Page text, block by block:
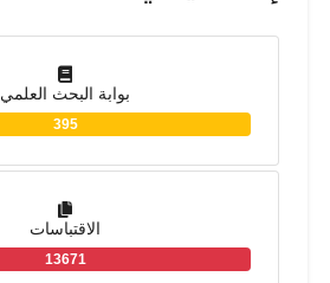
بوابة البحث العلمي
395
الاقتباسات
13671